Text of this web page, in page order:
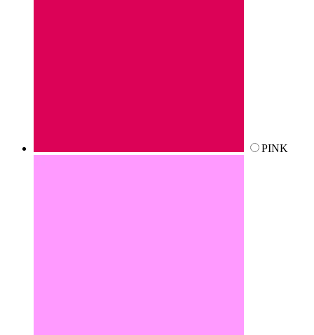
PINK